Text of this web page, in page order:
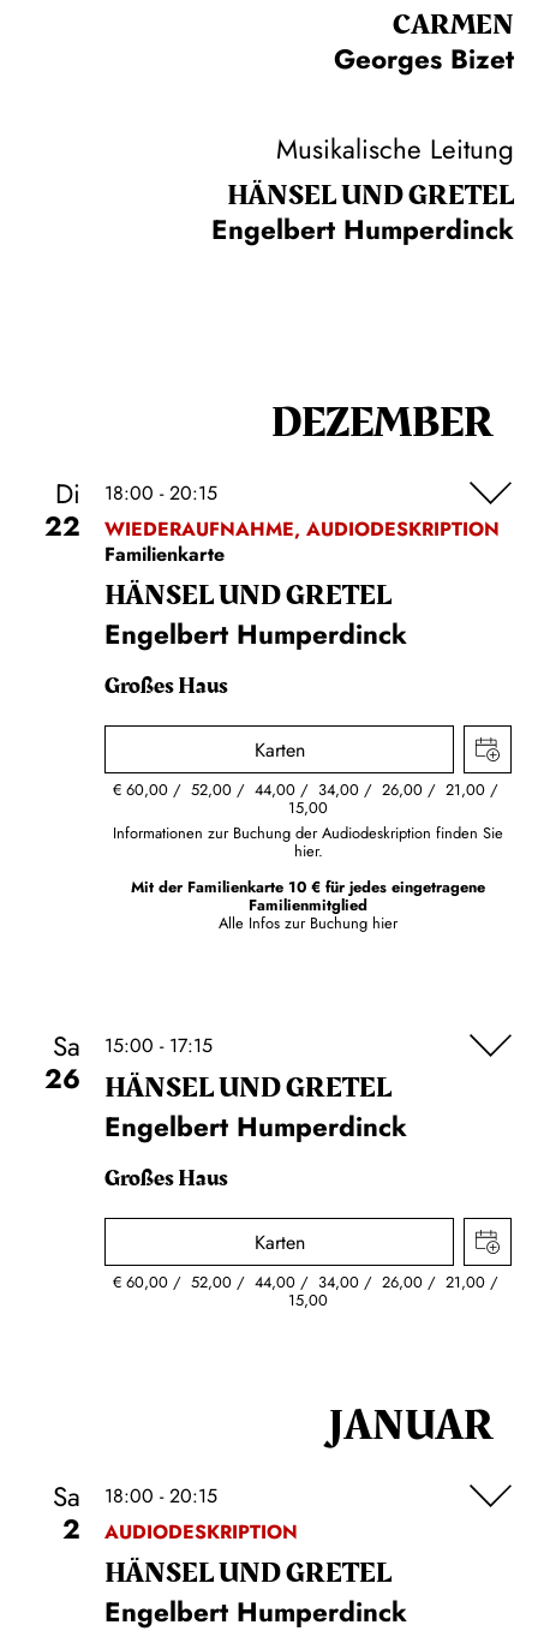
CARMEN
Georges Bizet
Musikalische Leitung
HÄNSEL UND GRETEL
Engelbert Humperdinck
DEZEMBER
Di
22
18:00 - 20:15
WIEDERAUFNAHME, AUDIODESKRIPTION
Familienkarte
HÄNSEL UND GRETEL
Engelbert Humperdinck
Großes Haus
Karten
€60,00 52,00 44,00 34,00 26,00 21,00
15,00
Informationen zur Buchung der Audiodeskription finden Sie
hier.
Mit der Familienkarte 10 € für jedes eingetragene
Familienmitglied
Alle Infos zur Buchung hier
Sa
26
15:00 - 17:15
HÄNSEL UND GRETEL
Engelbert Humperdinck
Großes Haus
Karten
€60,00 52,00 44,00 34,00 26,00 21,00
15,00
JANUAR
Sa
2
18:00 - 20:15
AUDIODESKRIPTION
HÄNSEL UND GRETEL
Engelbert Humperdinck